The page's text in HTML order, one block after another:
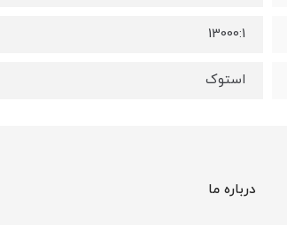
13000:1
استوک
درباره ما